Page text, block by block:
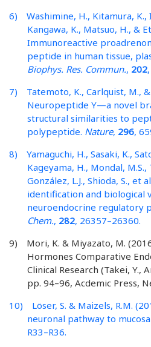
6) Washimine, H., Kitamura, K.,
Kangawa, K., Matsuo, H., &
Immunoreactive
peptide in human tissue,
Biophys. Res. Commun., 202
7) Tatemoto, K., Carlquist, M.,
Neuropeptide Y—a novel
structural similarities to
polypeptide. Nature, 296,
8) Yamaguchi, H., Sasaki, K.,
Kageyama, H., Mondal, M.S.,
González, L.J., Shioda, S., et
identification and biological
neuroendocrine regulatory
Chem., 282, 26357–26360.
9) Mori, K. & Miyazato, M.
Hormones Comparative
Clinical Research (Takei, Y.,
pp. 94–96, Acdemic Press,
10) Löser, S. & Maizels, R.M.
neuronal pathway to
R33–R36.